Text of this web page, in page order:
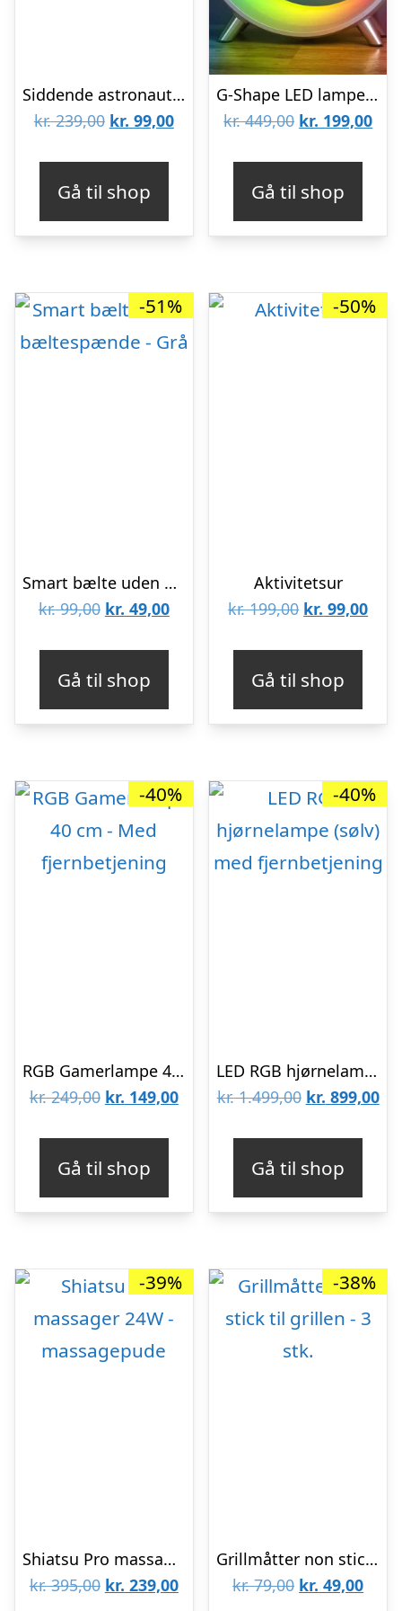
Siddende astronaut stjernehimmel lampe – Astronaut med stjerne
kr.239,00 Den
var:
kr. 239,00.
kr. 99,00Den
kr. 99,00.
Gå til shop
G-Shape LED lampe med vilde funktioner – hvid – BT2301
kr.449,00 Den
var:
kr. 449,00.
kr. 199,00Den
kr.
Gå til shop
-51%
Smart bælte uden bæltespænde – Grå
kr.99,00 Den
var:
kr. 99,00.
kr. 49,00Den
kr. 49,00.
Gå til shop
-50%
Aktivitetsur
kr.199,00 Den
var:
kr. 199,00.
kr. 99,00Den
kr.
Gå til shop
-40%
RGB Gamerlampe 40 cm – Med fjernbetjening
kr.249,00 Den
var:
kr. 249,00.
kr. 149,00Den
kr. 149,00.
Gå til shop
-40%
LED RGB hjørnelampe (sølv) med fjernbetjening
kr.1.499,00 Den
var:
kr. 1.499,00.
kr. 899,00
kr.
Gå til shop
-39%
Shiatsu Pro massager 24W – massagepude
kr.395,00 Den
kr. 239,00Den
-38%
Grillmåtter non stick til grillen – 3 stk.
kr.79,00 Den
kr. 49,00Den